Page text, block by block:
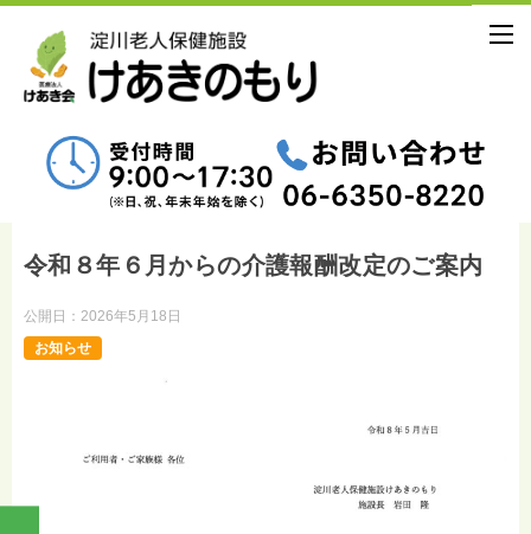
令和８年６月からの介護報酬改定のご案内
公開日： 2026年5月18日
お知らせ